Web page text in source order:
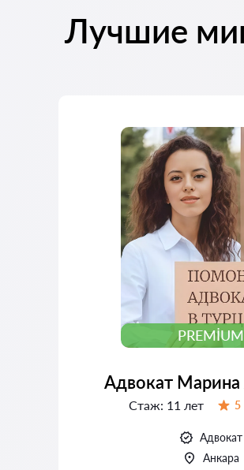
Лучшие
PREMIUM
Адвокат
Стаж: 11 лет 5
Адвокат
Анкара